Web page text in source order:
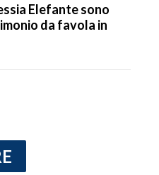
Elefante sono
da favola in